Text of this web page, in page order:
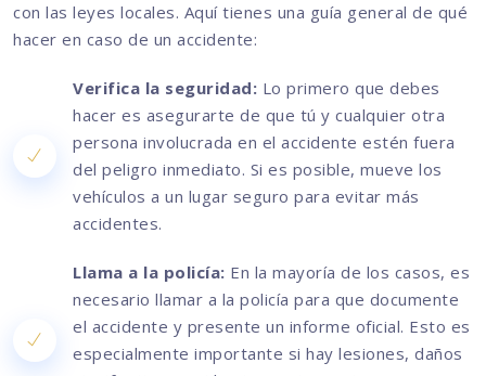
con las leyes locales. Aquí tienes una guía general de qué
hacer en caso de un accidente:
Verifica la seguridad: Lo primero que debes
hacer es asegurarte de que tú y cualquier otra
persona involucrada en el accidente estén fuera
del peligro inmediato. Si es posible, mueve los
vehículos a un lugar seguro para evitar más
accidentes.
Llama a la policía: En la mayoría de los casos, es
necesario llamar a la policía para que documente
el accidente y presente un informe oficial. Esto es
especialmente importante si hay lesiones, daños